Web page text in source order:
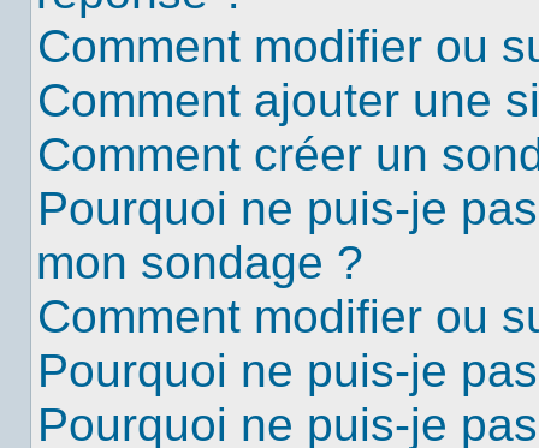
Comment modifier ou
Comment ajouter une
Comment créer un
Pourquoi ne puis-je
mon sondage ?
Comment modifier ou
Pourquoi ne puis-je
Pourquoi ne puis-je